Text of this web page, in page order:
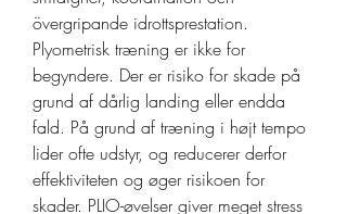
övergripande idrottsprestation.
Plyometrisk træning er ikke for
begyndere. Der er risiko for skade på
grund af dårlig landing eller endda
fald. På grund af træning i højt tempo
lider ofte udstyr, og reducerer derfor
effektiviteten og øger risikoen for
skader. PLIO-øvelser giver meget stress